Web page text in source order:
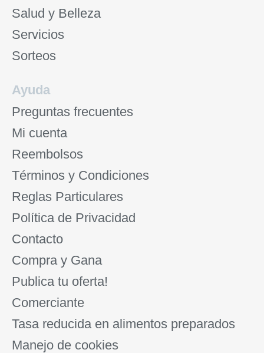
Salud y Belleza
Servicios
Sorteos
Ayuda
Preguntas frecuentes
Mi cuenta
Reembolsos
Términos y Condiciones
Reglas Particulares
Política de Privacidad
Contacto
Compra y Gana
Publica tu oferta!
Comerciante
Tasa reducida en alimentos preparados
Manejo de cookies